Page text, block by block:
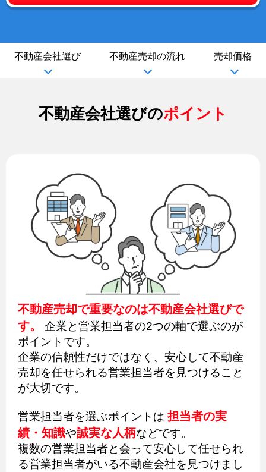
不動産会社選び 不動産売却の流れ 売却価格
不動産会社選びのポイント
不動産売却で重要なのは不動産会社選びで
す。
企業と営業担当者の2つの軸で選ぶのが
ポイントです。
企業の信頼性だけではなく、安心して不動産
売却を任せられる営業担当者を見つけること
が大切です。
営業担当者を選ぶポイントは 担当者の実
績・知識や誠実な人柄などです。
複数の営業担当者と会って安心して任せられ
る営業担当者がいる不動産会社を見つけまし